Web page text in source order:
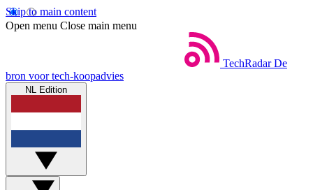
Skip to main content
Open menu Close main menu
TechRadar De
bron voor tech-koopadvies
NL Edition